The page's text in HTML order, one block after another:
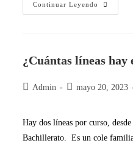
Continuar Leyendo
¿Cuántas líneas hay
Admin mayo 20, 2023
Hay dos líneas por curso,
Bachillerato. Es un cole